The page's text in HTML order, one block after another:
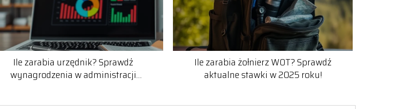
Ile zarabia urzędnik? Sprawdź
wynagrodzenia w administracji
Ile zarabia żołnierz WOT? Sprawdź
aktualne stawki w 2025 roku!